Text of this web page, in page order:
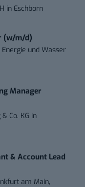
in Eschborn
(w/m/d)
Energie und Wasser
Manager
Co. KG in
& Account Lead
am Main,